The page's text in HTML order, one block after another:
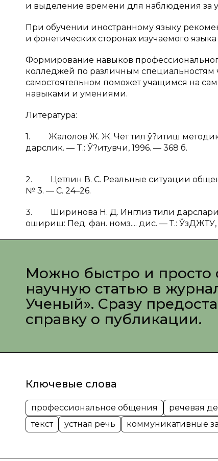
и выделение времени для наблюдения за
При обучении иностранному языку
и фонетических сторонах изучаемого
Формирование навыков
колледжей по различным специальностям
самостоятельном поможет учащимся на
навыками и умениями.
Литература:
1. Жалолов Ж. Ж. Чет тил ў?итиш
дарслик. — T.: Ў?итувчи, 1996. — 368 б.
2. Цетлин В. С. Реальные ситуации
№ 3. — С. 24–26.
3. Ширинова Н. Д. Инглиз тили
ошириш: Пед. фан. номз.... дис. — Т.: ЎзДЖТУ,
Можно быстро и просто
научную статью в
Ученый». Сразу
справку о публикации.
Ключевые слова
профессиональное общения речевая
текст
устная речь коммуникативные